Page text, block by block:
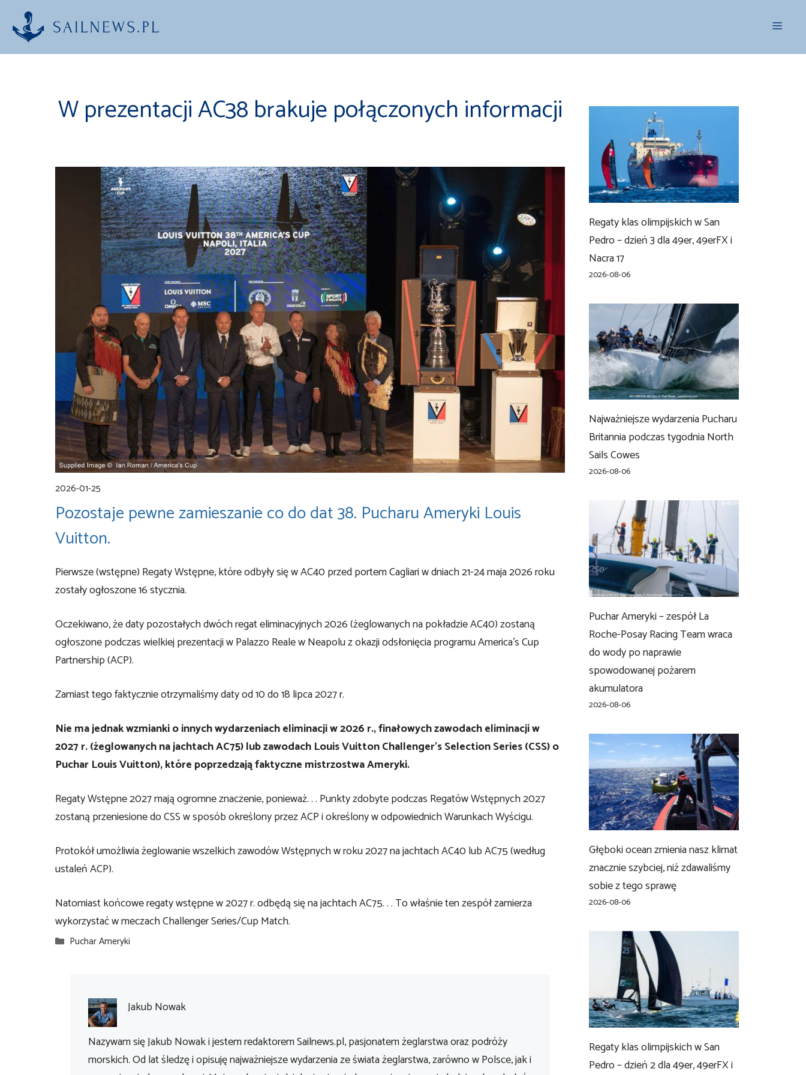
Przejdź
Menu
W prezentacji AC38 brakuje połączonych informacji
2026-01-25
Pozostaje pewne zamieszanie co do dat 38. Pucharu Ameryki Louis
Vuitton.
Pierwsze (wstępne) Regaty Wstępne, które odbyły się w AC40 przed portem Cagliari w dniach 21-24 maja 2026 roku
zostały ogłoszone 16 stycznia.
Oczekiwano, że daty pozostałych dwóch regat eliminacyjnych 2026 (żeglowanych na pokładzie AC40) zostaną
ogłoszone podczas wielkiej prezentacji w Palazzo Reale w Neapolu z okazji odsłonięcia programu America’s Cup
Partnership (ACP).
Zamiast tego faktycznie otrzymaliśmy daty od 10 do 18 lipca 2027 r.
Nie ma jednak wzmianki o innych wydarzeniach eliminacji w 2026 r., finałowych zawodach eliminacji w
2027 r. (żeglowanych na jachtach AC75) lub zawodach Louis Vuitton Challenger’s Selection Series (CSS) o
Puchar Louis Vuitton), które poprzedzają faktyczne mistrzostwa Ameryki.
Regaty Wstępne 2027 mają ogromne znaczenie, ponieważ. . . Punkty zdobyte podczas Regatów Wstępnych 2027
zostaną przeniesione do CSS w sposób określony przez ACP i określony w odpowiednich Warunkach Wyścigu.
Protokół umożliwia żeglowanie wszelkich zawodów Wstępnych w roku 2027 na jachtach AC40 lub AC75 (według
ustaleń ACP).
Natomiast końcowe regaty wstępne w 2027 r. odbędą się na jachtach AC75. . . To właśnie ten zespół zamierza
wykorzystać w meczach Challenger Series/Cup Match.
Kategorie
Puchar Ameryki
Jakub Nowak
Nazywam się Jakub Nowak i jestem redaktorem Sailnews.pl, pasjonatem żeglarstwa oraz podróży
morskich. Od lat śledzę i opisuję najważniejsze wydarzenia ze świata żeglarstwa, zarówno w Polsce, jak i
Regaty klas olimpijskich w San
Pedro – dzień 3 dla 49er, 49erFX i
Nacra 17
2026-08-06
Najważniejsze wydarzenia Pucharu
Britannia podczas tygodnia North
Sails Cowes
2026-08-06
Puchar Ameryki – zespół La
Roche-Posay Racing Team wraca
do wody po naprawie
spowodowanej pożarem
akumulatora
2026-08-06
Głęboki ocean zmienia nasz klimat
znacznie szybciej, niż zdawaliśmy
sobie z tego sprawę
2026-08-06
Regaty klas olimpijskich w San
Pedro – dzień 2 dla 49er, 49erFX i